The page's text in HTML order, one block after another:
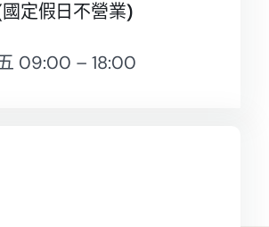
定假日不營業)
09:00 – 18:00